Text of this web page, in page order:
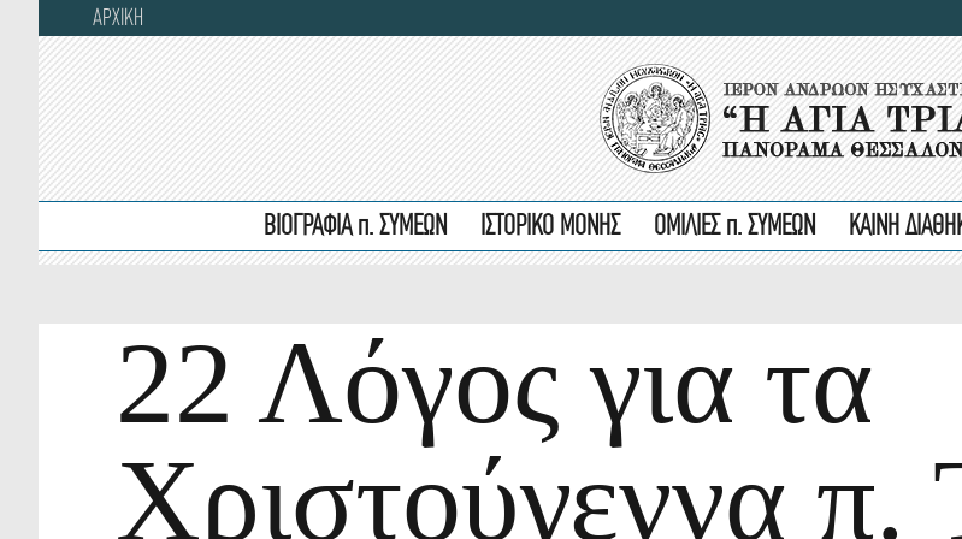
ΑΡΧΙΚΗ
ΒΙΟΓΡΑΦΙΑ π. ΣΥΜΕΩΝ ΙΣΤΟΡΙΚΟ ΜΟΝΗΣ ΟΜΙΛΙΕΣ π. ΣΥΜΕΩΝ ΚΑΙΝΗ
22 Λόγος για τα
Χριστούγεννα π.